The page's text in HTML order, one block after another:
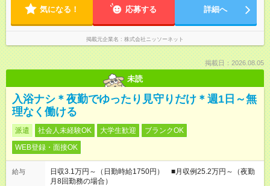
気になる！ 応募する 詳細へ
掲載元企業名 株式会社ニッソーネット
掲載日：2026.08.05
未読
入浴ナシ＊夜勤でゆったり見守りだけ＊週1日～無
理なく働ける
派遣 社会人未経験OK 大学生歓迎
ブランクOK
WEB登録・面接OK
給与
日収3.1万円～（日勤時給1750円） ■月収例25.2万円～（夜勤
月8回勤務の場合）